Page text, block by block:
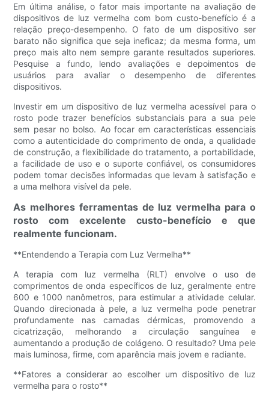
Em última análise, o fator mais importante na avaliação de
dispositivos de luz vermelha com bom custo-benefício é a
relação preço-desempenho. O fato de um dispositivo ser
barato não significa que seja ineficaz; da mesma forma, um
preço mais alto nem sempre garante resultados superiores.
Pesquise a fundo, lendo avaliações e depoimentos de
usuários para avaliar o desempenho de diferentes
dispositivos.
Investir em um dispositivo de luz vermelha acessível para o
rosto pode trazer benefícios substanciais para a sua pele
sem pesar no bolso. Ao focar em características essenciais
como a autenticidade do comprimento de onda, a qualidade
de construção, a flexibilidade do tratamento, a portabilidade,
a facilidade de uso e o suporte confiável, os consumidores
podem tomar decisões informadas que levam à satisfação e
a uma melhora visível da pele.
As melhores ferramentas de luz vermelha para o
rosto com excelente custo-benefício e que
realmente funcionam.
**Entendendo a Terapia com Luz Vermelha**
A terapia com luz vermelha (RLT) envolve o uso de
comprimentos de onda específicos de luz, geralmente entre
600 e 1000 nanômetros, para estimular a atividade celular.
Quando direcionada à pele, a luz vermelha pode penetrar
profundamente nas camadas dérmicas, promovendo a
cicatrização, melhorando a circulação sanguínea e
aumentando a produção de colágeno. O resultado? Uma pele
mais luminosa, firme, com aparência mais jovem e radiante.
**Fatores a considerar ao escolher um dispositivo de luz
vermelha para o rosto**